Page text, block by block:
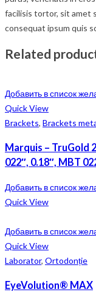
facilisis tortor, sit amet
consequat ipsum quis
Related
Добавить в список
Quick View
Brackets, Brackets
Marquis – TruGold
022″, 0.18″, MBT
Добавить в список
Quick View
Добавить в список
Quick View
Laborator, Ortodonție
EyeVolution® MAX